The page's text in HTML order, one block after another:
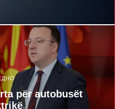
për autobusët